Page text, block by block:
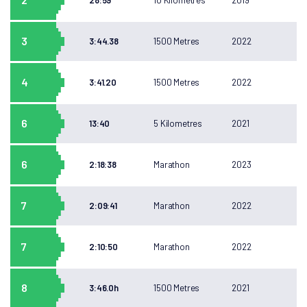
3 3:44.38 1500 Metres 2022
4 3:41.20 1500 Metres 2022
6 13:40 5 Kilometres 2021
6 2:18:38 Marathon 2023
7 2:09:41 Marathon 2022
7 2:10:50 Marathon 2022
8 3:46.0h 1500 Metres 2021
REJOIGNEZ-NOUS